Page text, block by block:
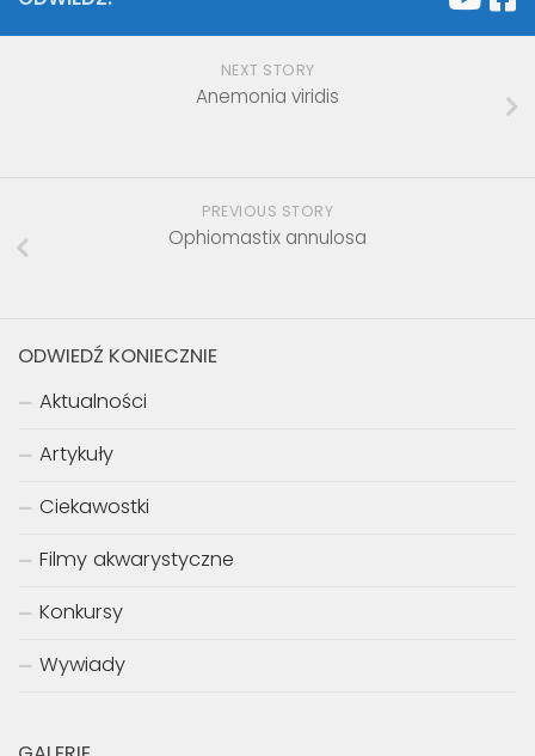
NEXT STORY
Anemonia viridis
PREVIOUS STORY
Ophiomastix annulosa
ODWIEDŹ KONIECZNIE
Aktualności
Artykuły
Ciekawostki
Filmy akwarystyczne
Konkursy
Wywiady